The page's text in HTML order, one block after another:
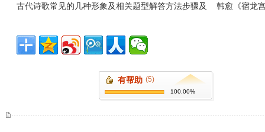
古代诗歌常见的几种形象及相关题型解答方法步骤及
韩愈《宿龙
有帮助 (5)
100.00%